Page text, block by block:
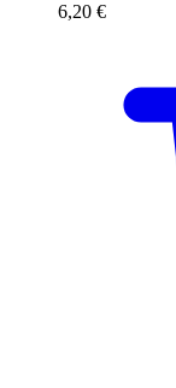
6,20 €